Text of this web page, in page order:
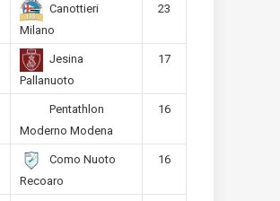
Canottieri
Milano
23
Jesina
Pallanuoto
17
Pentathlon
Moderno Modena
16
Como Nuoto
Recoaro
16